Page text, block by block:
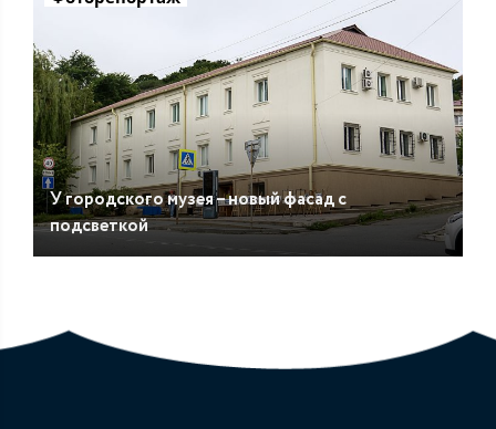
У городского музея – новый фасад с
подсветкой